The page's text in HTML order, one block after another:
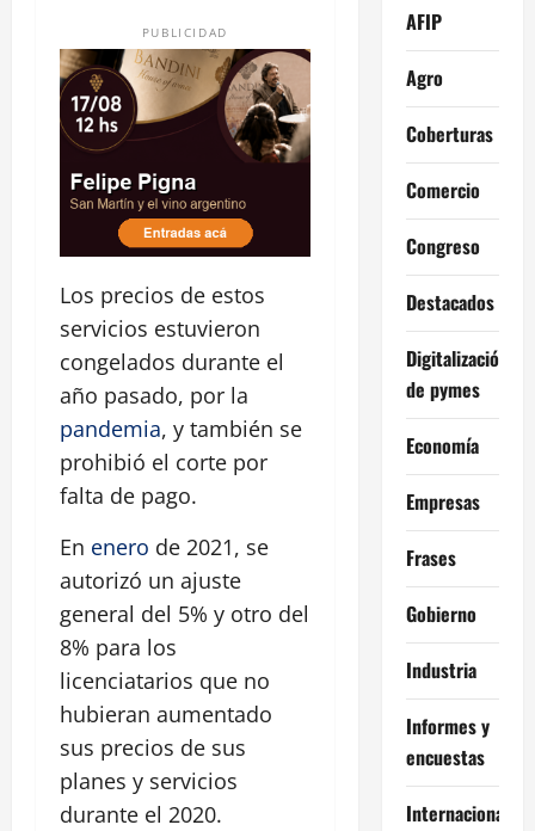
PUBLICIDAD
Los precios de estos
servicios estuvieron
congelados durante el
año pasado, por la
pandemia, y también se
prohibió el corte por
falta de pago.
En enero de 2021, se
autorizó un ajuste
general del 5% y otro del
8% para los
licenciatarios que no
hubieran aumentado
sus precios de sus
planes y servicios
durante el 2020.
AFIP
Agro
Coberturas
Comercio
Congreso
Destacados
Digitalización
de pymes
Economía
Empresas
Frases
Gobierno
Industria
Informes y
encuestas
Internacional